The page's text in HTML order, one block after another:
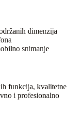
dimenzija
snimanje
funkcija, kvalitetne
i profesionalno